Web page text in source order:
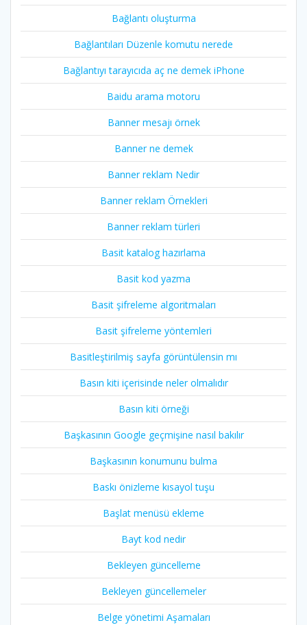
Bağlantı oluşturma
Bağlantıları Düzenle komutu nerede
Bağlantıyı tarayıcıda aç ne demek iPhone
Baidu arama motoru
Banner mesajı örnek
Banner ne demek
Banner reklam Nedir
Banner reklam Örnekleri
Banner reklam türleri
Basit katalog hazırlama
Basit kod yazma
Basit şifreleme algoritmaları
Basit şifreleme yöntemleri
Basitleştirilmiş sayfa görüntülensin mı
Basın kiti içerisinde neler olmalıdır
Basın kiti örneği
Başkasının Google geçmişine nasıl bakılır
Başkasının konumunu bulma
Baskı önizleme kısayol tuşu
Başlat menüsü ekleme
Bayt kod nedir
Bekleyen güncelleme
Bekleyen güncellemeler
Belge yönetimi Aşamaları